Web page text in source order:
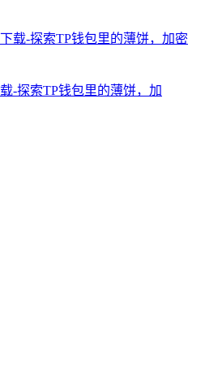
-探索TP钱包里的薄饼，加